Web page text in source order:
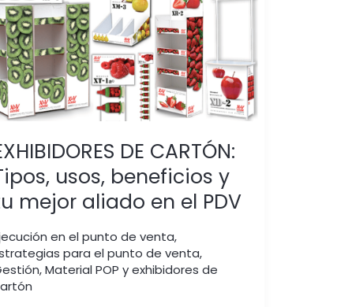
DE CARTÓN:
usos, beneficios y
mejor aliado en el PDV
en el punto de venta,
para el punto de venta,
,Material POP y exhibidores de